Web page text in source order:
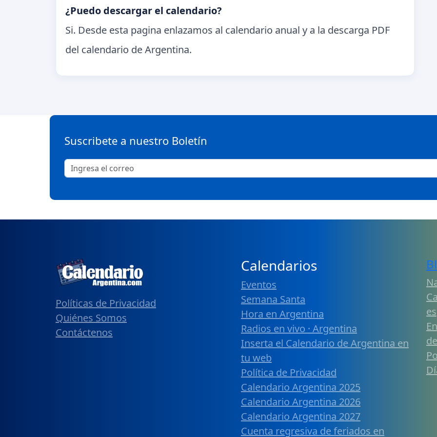
¿Puedo descargar el calendario?
Si. Desde esta pagina enlazamos al calendario anual y a la descarga PDF
del calendario de Argentina.
Suscribete a nuestro Boletín
Políticas de Privacidad
Quiénes Somos
Contáctenos
Calendarios
Eventos
Semana Santa
Hora en Argentina
Radios en vivo · Argentina
Inserta el Calendario de Argentina en
tu web
Política de Privacidad
Calendario Argentina 2025
Calendario Argentina 2026
Calendario Argentina 2027
Cuenta regresiva de feriados en